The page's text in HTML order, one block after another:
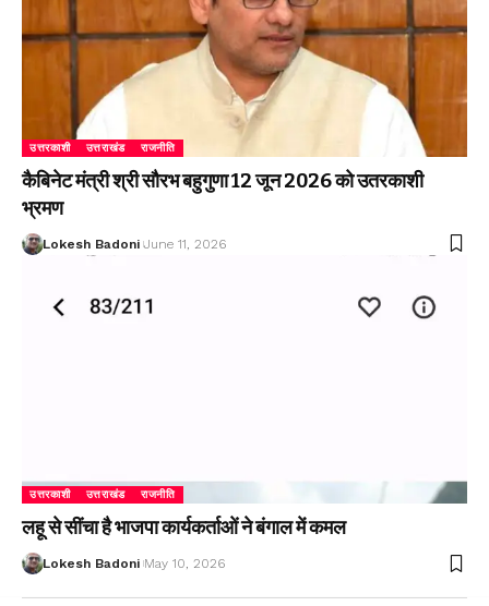
उत्तरकाशी उत्तराखंड राजनीति
कैबिनेट मंत्री श्री सौरभ बहुगुणा 12 जून 2026 को उतरकाशी
भ्रमण
Lokesh Badoni June 11, 2026
उत्तरकाशी उत्तराखंड राजनीति
लहू से सींचा है भाजपा कार्यकर्ताओं ने बंगाल में कमल
Lokesh Badoni May 10, 2026